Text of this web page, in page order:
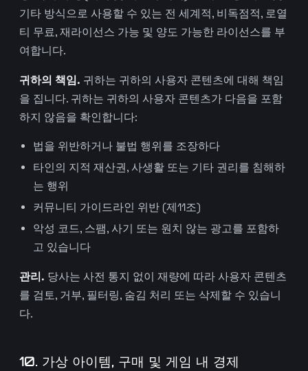
기타 방식으로 사용할 수 있는 전 세계적, 비독점적, 로열
티 무료, 재라이선스 가능 및 양도 가능한 라이선스를 부
여합니다.
귀하의 책임. 귀하는 귀하의 사용자 콘텐츠에 대해 책임
을 집니다. 귀하는 귀하의 사용자 콘텐츠가 다음을 포함
하지 않음을 확인합니다:
법을 위반하거나 불법 행위를 조장하다
타인의 지적 재산권, 사생활 또는 기타 권리를 침해하
는 행위
커뮤니티 가이드라인 위반 (제11조)
악성 코드, 스팸, 사기 또는 원치 않는 광고를 포함하
고 있습니다
관리. 당사는 사전 통지 없이 재량에 따라 사용자 콘텐츠
를 검토, 거부, 필터링, 숨김 처리 또는 삭제할 수 있습니
다.
10. 가상 아이템, 구매 및 게임 내 경제